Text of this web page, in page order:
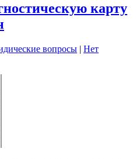
карту
вопросы | Нет